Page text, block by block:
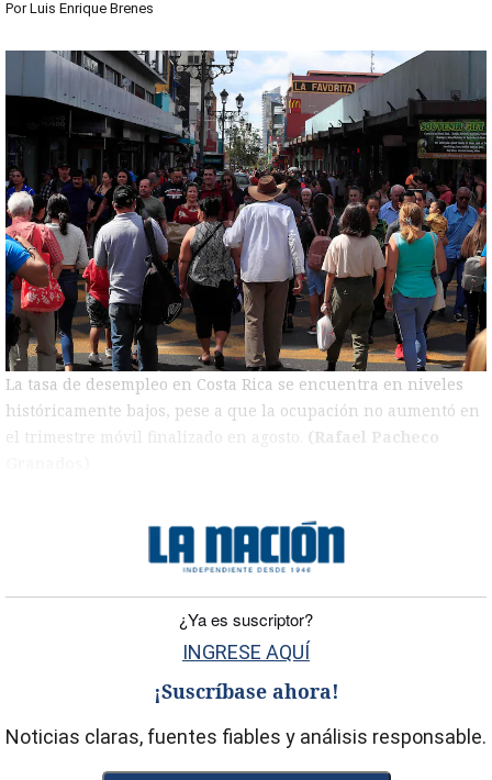
Por Luis Enrique Brenes
La tasa de desempleo en Costa Rica se encuentra en niveles
históricamente bajos, pese a que la ocupación no aumentó en
el trimestre móvil finalizado en agosto. (Rafael Pacheco